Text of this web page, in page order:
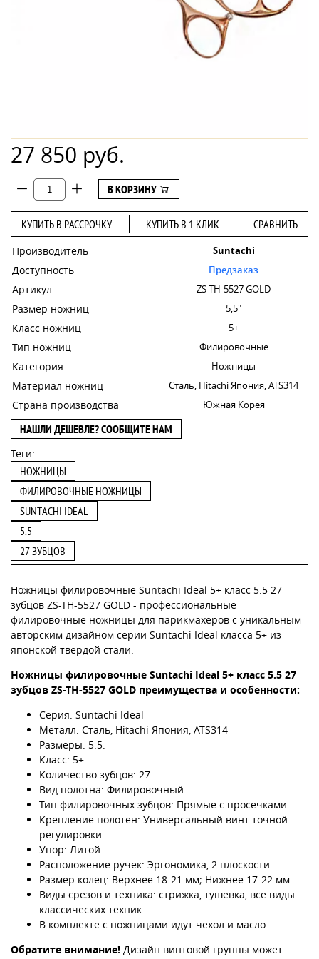
27 850 руб.
В КОРЗИНУ
КУПИТЬ В РАССРОЧКУ КУПИТЬ В 1 КЛИК СРАВНИТЬ
Производитель Suntachi
Доступность Предзаказ
Артикул ZS-TH-5527 GOLD
Размер ножниц 5,5"
Класс ножниц 5+
Тип ножниц Филировочные
Категория Ножницы
Материал ножниц Сталь, Hitachi Япония, ATS314
Страна производства Южная Корея
НАШЛИ ДЕШЕВЛЕ? СООБЩИТЕ НАМ
Теги:
НОЖНИЦЫ
ФИЛИРОВОЧНЫЕ НОЖНИЦЫ
SUNTACHI IDEAL
5.5
27 ЗУБЦОВ
Ножницы филировочные Suntachi Ideal 5+ класс 5.5 27
зубцов ZS-TH-5527 GOLD - профессиональные
филировочные ножницы для парикмахеров с уникальным
авторским дизайном серии Suntachi Ideal класса 5+ из
японской твердой стали.
Ножницы филировочные Suntachi Ideal 5+ класс 5.5 27
зубцов ZS-TH-5527 GOLD преимущества и особенности:
Серия: Suntachi Ideal
Металл: Сталь, Hitachi Япония, ATS314
Размеры: 5.5.
Класс: 5+
Количество зубцов: 27
Вид полотна: Филировочный.
Тип филировочных зубцов: Прямые с просечками.
Крепление полотен: Универсальный винт точной
регулировки
Упор: Литой
Расположение ручек: Эргономика, 2 плоскости.
Размер колец: Верхнее 18-21 мм; Нижнее 17-22 мм.
Виды срезов и техника: стрижка, тушевка, все виды
классических техник.
В комплекте с ножницами идут чехол и масло.
Обратите внимание! Дизайн винтовой группы может